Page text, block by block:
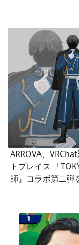
ARROVA、
トプレイス 「
師』コラボ第二弾